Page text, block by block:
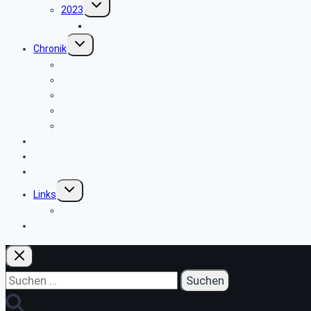
2023
umschalten
Chronik
Untermenü
umschalten
Links
Untermenü
umschalten
Suchen
nach: